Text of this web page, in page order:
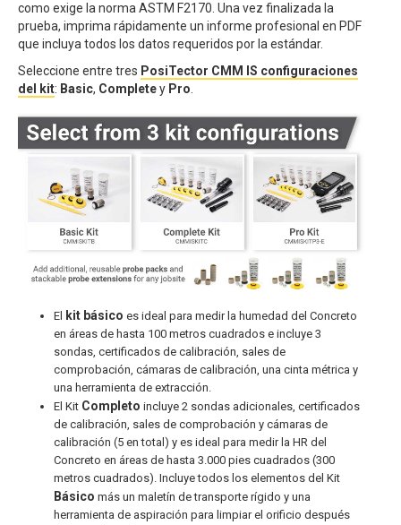
como exige la norma ASTM F2170. Una vez finalizada la
prueba, imprima rápidamente un informe profesional en PDF
que incluya todos los datos requeridos por la estándar.
Seleccione entre tres PosiTector CMM IS configuraciones
del kit: Basic, Completey Pro
El kit básico es ideal para medir la humedad del Concreto
en áreas de hasta 100 metros cuadrados e incluye 3
sondas, certificados de calibración, sales de
comprobación, cámaras de calibración, una cinta métrica y
una herramienta de extracción.
El Kit Completo incluye 2 sondas adicionales, certificados
de calibración, sales de comprobación y cámaras de
calibración (5 en total) y es ideal para medir la HR del
Concreto en áreas de hasta 3.000 pies cuadrados (300
metros cuadrados). Incluye todos los elementos del Kit
Básico más un maletín de transporte rígido y una
herramienta de aspiración para limpiar el orificio después